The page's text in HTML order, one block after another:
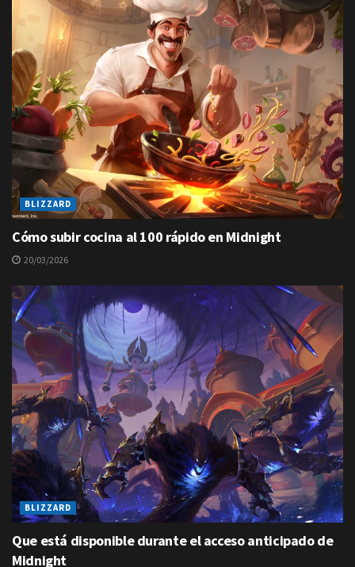
BLIZZARD
Cómo subir cocina al 100 rápido en Midnight
20/03/2026
BLIZZARD
Que está disponible durante el acceso anticipado de
Midnight